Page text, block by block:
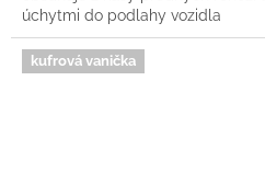
úchytmi do podlahy vozidla
kufrová vanička